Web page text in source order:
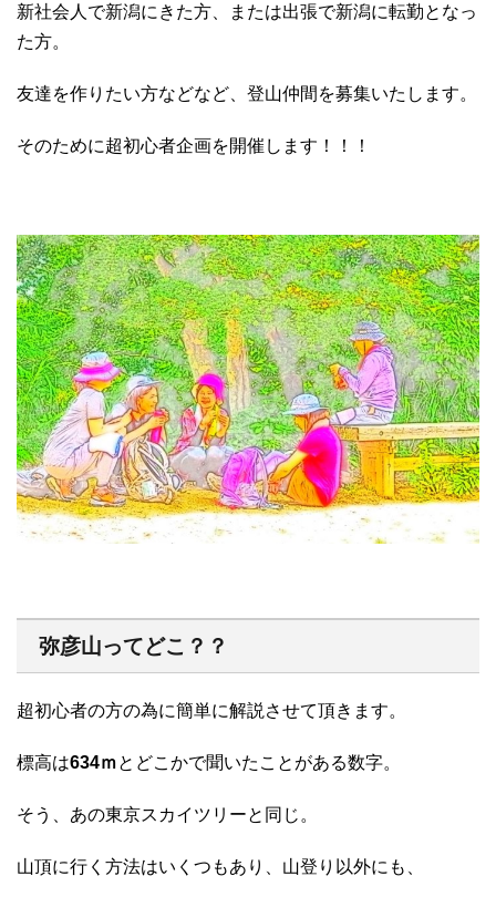
新社会人で新潟にきた方、または出張で新潟に転勤となっ
た方。
友達を作りたい方などなど、登山仲間を募集いたします。
そのために超初心者企画を開催します！！！
弥彦山ってどこ？？
超初心者の方の為に簡単に解説させて頂きます。
標高は634ｍとどこかで聞いたことがある数字。
そう、あの東京スカイツリーと同じ。
山頂に行く方法はいくつもあり、山登り以外にも、